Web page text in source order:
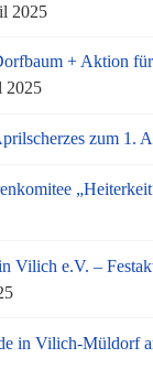
2025
+ Aktion
2025
zum 1.
Vilich e.V. –
in Vilich-Müldorf